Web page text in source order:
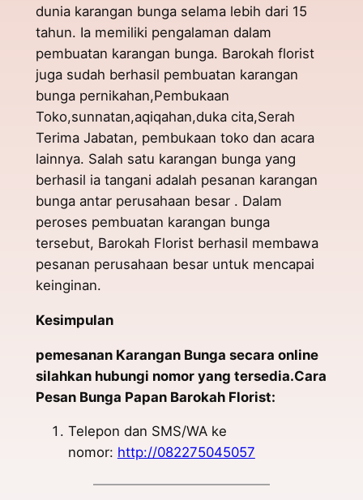
dunia karangan bunga selama lebih dari 15
tahun. Ia memiliki pengalaman dalam
pembuatan karangan bunga. Barokah florist
juga sudah berhasil pembuatan karangan
bunga pernikahan,Pembukaan
Toko,sunnatan,aqiqahan,duka cita,Serah
Terima Jabatan, pembukaan toko dan acara
lainnya. Salah satu karangan bunga yang
berhasil ia tangani adalah pesanan karangan
bunga antar perusahaan besar . Dalam
peroses pembuatan karangan bunga
tersebut, Barokah Florist berhasil membawa
pesanan perusahaan besar untuk mencapai
keinginan.
Kesimpulan
pemesanan Karangan Bunga secara online
silahkan hubungi nomor yang tersedia.Cara
Pesan Bunga Papan Barokah Florist:
Telepon dan SMS/WA ke
nomor: http://082275045057